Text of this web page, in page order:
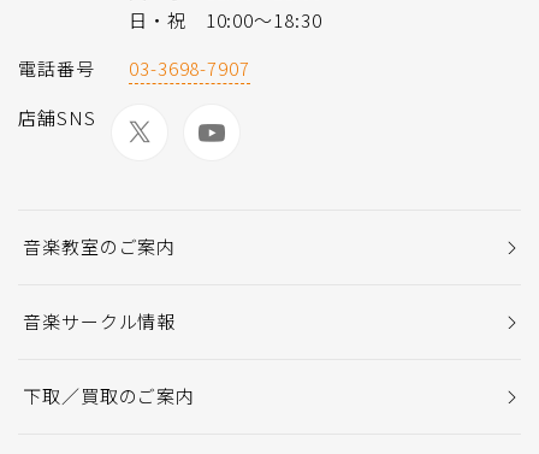
日・祝 10:00～18:30
電話番号
03-3698-7907
店舗SNS
音楽教室のご案内
音楽サークル情報
下取／買取のご案内